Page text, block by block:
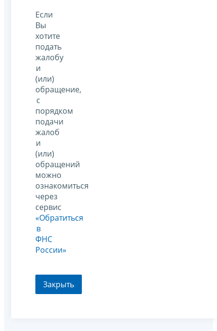
Если
Вы
хотите
подать
жалобу
и
(или)
обращение,
с
порядком
подачи
жалоб
и
(или)
обращений
можно
ознакомиться
через
сервис
«Обратиться
в
ФНС
России»
Закрыть